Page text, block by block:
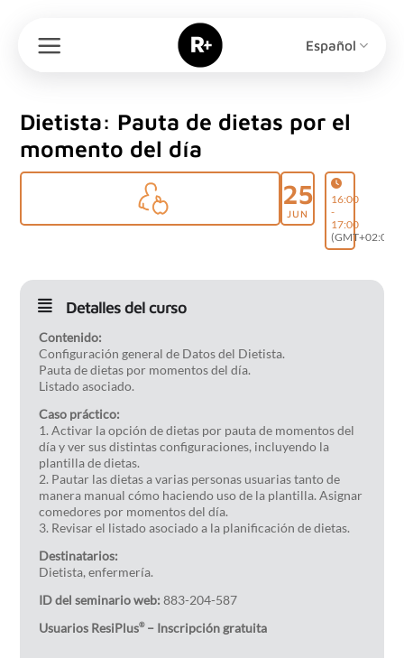
contenido
Español
Dietista: Pauta de dietas por el
momento del día
25
JUN
16:00
-
17:00
(GMT+02:00)
Detalles del curso
Contenido:
Configuración general de Datos del Dietista.
Pauta de dietas por momentos del día.
Listado asociado.
Caso práctico:
1. Activar la opción de dietas por pauta de momentos del
día y ver sus distintas configuraciones, incluyendo la
plantilla de dietas.
2. Pautar las dietas a varias personas usuarias tanto de
manera manual cómo haciendo uso de la plantilla. Asignar
comedores por momentos del día.
3. Revisar el listado asociado a la planificación de dietas.
Destinatarios:
Dietista, enfermería.
ID del seminario web: 883-204-587
Usuarios ResiPlus®– Inscripción gratuita